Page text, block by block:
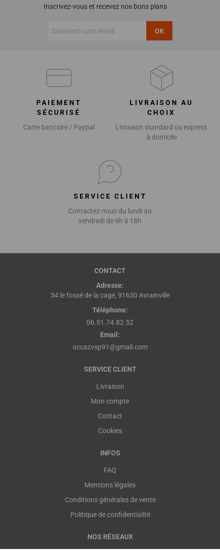
Inscrivez-vous et recevez nos bons plans
OK
PAIEMENT
SÉCURISÉ
Carte bancaire / Paypal
LIVRAISON AU
CHOIX
Livraison standard ou express
à domicile
SERVICE CLIENT
Contactez-nous du lundi au
vendredi de 9h à 18h
CONTACT
Adresse:
34 le fossé de la cage, 91630 Avrainville
Téléphone:
06.51.74.82.52
Email:
occazvsp91@gmail.com
SERVICE CLIENT
Livraison
Mon compte
Contact
Cookies
INFOS
FAQ
Mentions légales
Conditions générales de vente
Politique de confidentialité
NOS RÉSEAUX